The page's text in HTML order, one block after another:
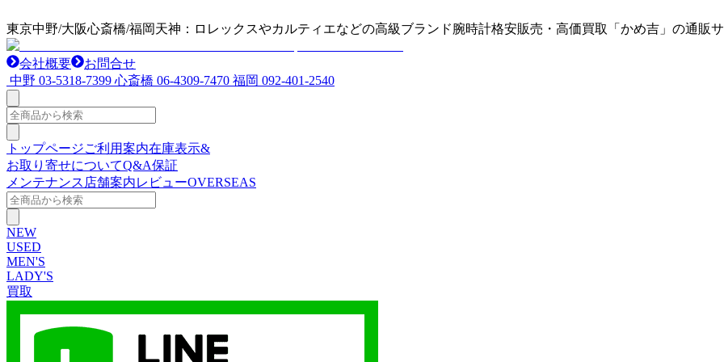
東京中野/大阪心斎橋/福岡天神：ロレックスやカルティエなどの高級ブランド腕時計格安販売・高価買取「かめ吉」の通販
会社概要
お問合せ
中野 03-5318-7399 心斎橋 06-4309-7470 福岡 092-401-2540
トップページご利用案内在庫表示&
お取り寄せについてQ&A保証
メンテナンス 店舗案内レビューOVERSEAS
NEW
USED
MEN'S
LADY'S
買取